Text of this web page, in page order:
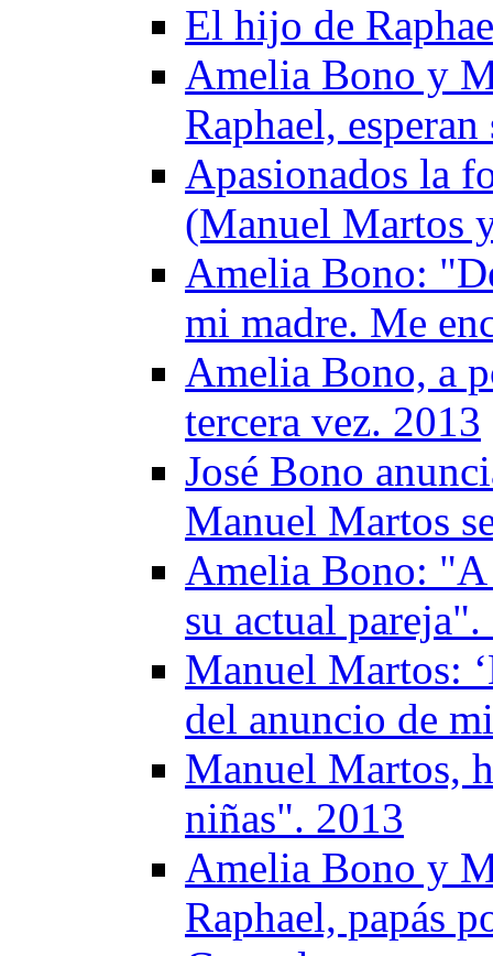
El hijo de
Amelia Bono y
Raphael,
Apasionados la
(Manuel Martos
Amelia Bono:
mi madre. Me
Amelia Bono, a
tercera vez. 2013
José Bono
Manuel Martos
Amelia Bono:
su actual
Manuel Martos:
del anuncio de
Manuel Martos,
niñas". 2013
Amelia Bono y
Raphael, papás